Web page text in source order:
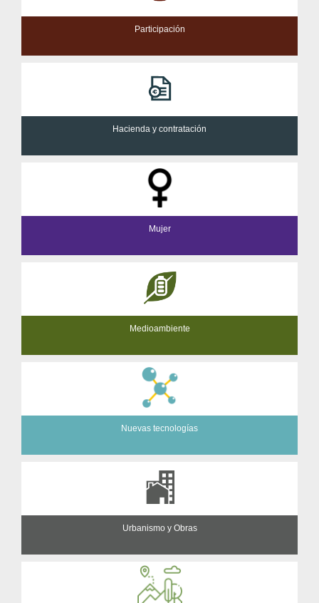
Participación
Hacienda y contratación
Mujer
Medioambiente
Nuevas tecnologías
Urbanismo y Obras